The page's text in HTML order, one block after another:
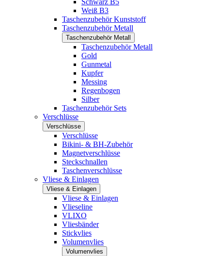
Schwarz B5
Weiß B3
Taschenzubehör Kunststoff
Taschenzubehör Metall
Taschenzubehör Metall
Taschenzubehör Metall
Gold
Gunmetal
Kupfer
Messing
Regenbogen
Silber
Taschenzubehör Sets
Verschlüsse
Verschlüsse
Verschlüsse
Bikini- & BH-Zubehör
Magnetverschlüsse
Steckschnallen
Taschenverschlüsse
Vliese & Einlagen
Vliese & Einlagen
Vliese & Einlagen
Vlieseline
VLIXO
Vliesbänder
Stickvlies
Volumenvlies
Volumenvlies